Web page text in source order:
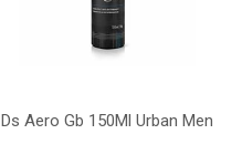
Ds Aero Gb 150Ml Urban Men